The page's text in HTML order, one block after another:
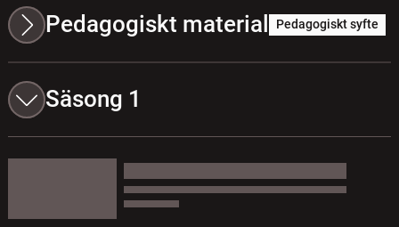
Pedagogiskt material Pedagogiskt syfte
Säsong 1